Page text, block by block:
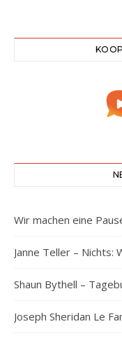
Wir machen eine
Janne Teller – Nichts:
Shaun Bythell –
Joseph Sheridan Le